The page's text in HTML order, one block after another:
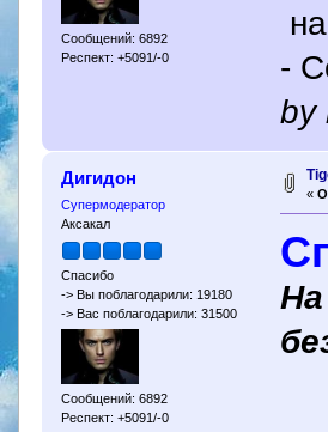
Сообщений: 6892
Респект: +5091/-0
-
by
Дигидон
Супермодератор
Аксакал
Спасибо
-> Вы поблагодарили: 19180
-> Вас поблагодарили: 31500
Сообщений: 6892
Респект: +5091/-0
«